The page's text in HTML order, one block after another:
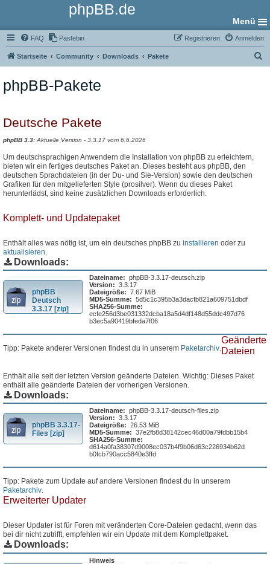
phpBB.de
Menü
FAQ Pastebin Anmelden
Registrieren
Startseite Community Downloads Pakete
phpBB-Pakete
Deutsche Pakete
phpBB 3.3: Aktuelle Version - 3.3.17 vom 6.6.2026
Um deutschsprachigen Anwendern die Installation von phpBB zu erleichtern,
bieten wir ein fertiges deutsches Paket an. Dieses besteht aus phpBB, den
deutschen Sprachdateien (in der Du- und Sie-Version) sowie den deutschen
Grafiken für den mitgelieferten Style (prosilver). Wenn du dieses Paket
herunterlädst, sind keine zusätzlichen Downloads erforderlich.
Komplett- und Updatepaket
Enthält alles was nötig ist, um ein deutsches phpBB zu installieren oder zu
aktualisieren.
Downloads:
phpBB
Deutsch
3.3.17 [zip]
Dateiname: phpBB-3.3.17-deutsch.zip
Version: 3.3.17
Dateigröße: 7.67 MiB
MD5-Summe: 5d5c1c395b3a3dacfb821a609751dbdf
SHA256-Summe:
ecfe256d3be031332dcba18a5d4df148d55ddc497d76
b3ec5a90419bfeda7f06
Tipp: Pakete anderer Versionen findest du in unserem Paketarchiv.
Geänderte
Dateien
Enthält alle seit der letzten Version geänderte Dateien. Wichtig: Dieses Paket
enthält alle geänderte Dateien der vorherigen Versionen.
Downloads:
phpBB 3.3.17-
Files [zip]
Dateiname: phpBB-3.3.17-deutsch-files.zip
Version: 3.3.17
Dateigröße: 26.53 MiB
MD5-Summe: 37e2fb8d38142cec46d00a79fdbb15b4
SHA256-Summe:
d614a0fa38307d9008ec037b4f9b06d63c226934b62d
b0fcb790acc5840e3ffd
Tipp: Pakete zum Update auf andere Versionen findest du in unserem
Paketarchiv.
Erweiterter Updater
Dieser Updater ist für Foren mit veränderten Core-Dateien gedacht, wenn das
bei dir nicht zutrifft, empfehlen wir ein Update mit dem Komplettpaket.
Downloads:
Hinweis